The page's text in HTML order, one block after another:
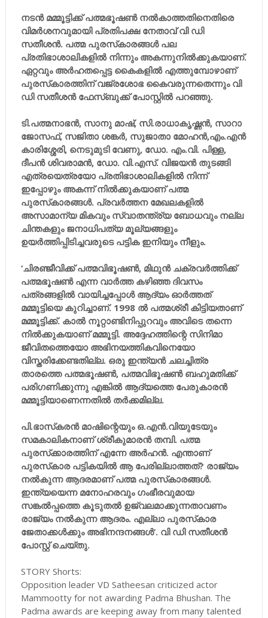
നടന്‍ മമ്മൂട്ടിക്ക് പത്മഭൂഷണ്‍ നല്‍കാത്തതിനെതിരെ
വിമര്‍ശനവുമായി പ്രതിപക്ഷ നേതാവ് വി ഡി
സതീശന്‍. പത്മ പുരസ്‌കാരങ്ങള്‍ പല
പ്രതിഭാശാലികളില്‍ നിന്നും അകന്നുനില്‍ക്കുകയാണ്.
ഏറ്റവും അര്‍ഹതപ്പെട്ട കൈകളില്‍ എത്തുമ്പോഴാണ്
പുരസ്‌കാരത്തിന് വജ്രശോഭ കൈവരുന്നതെന്നും വി
ഡി സതീശന്‍ ഫേസ്ബുക്ക് പോസ്റ്റില്‍ പറഞ്ഞു.
ടി.പത്മനാഭന്‍, സാനു മാഷ്, സി.രാധാകൃഷ്ണന്‍, സാറാ
ജോസഫ്, സജിതാ ശങ്കര്‍, സുജാതാ മോഹന്‍,എം.എന്‍
കാരിശ്ശേരി, നെടുമുടി വേണു, ഡോ. എം.വി. പിള്ള,
ദീപന്‍ ശിവരാമന്‍, ഡോ. വി.എസ്. വിജയന്‍ തുടങ്ങി
എത്രയെത്രയോ പ്രതിഭാശാലികളില്‍ നിന്ന്
ഇപ്പോഴും അകന്ന് നില്‍ക്കുകയാണ് പത്മ
പുരസ്‌കാരങ്ങള്‍. പ്രവര്‍ത്തന മേഖലകളില്‍
അസാമാന്യ മികവും സ്വാതന്ത്ര്യ ബോധവും നല്ല
ചിന്തകളും ജനാധിപത്യ മൂല്യങ്ങളും
ഉയര്‍ത്തിപ്പിടിച്ചവരുടെ പട്ടിക ഇനിയും നീളും.
‘ചിരഞ്ജീവിക്ക് പത്മവിഭൂഷണ്‍, മിഥുന്‍ ചക്രവര്‍ത്തിക്ക്
പത്മഭൂഷണ്‍ എന്ന വാര്‍ത്ത കഴിഞ്ഞ ദിവസം
പത്രങ്ങളില്‍ വായിച്ചപ്പോള്‍ ആദ്യം ഓര്‍ത്തത്
മമ്മൂട്ടിയെ കുറിച്ചാണ്. 1998 ല്‍ പത്മശ്രീ കിട്ടിയതാണ്
മമ്മൂട്ടിക്ക്. കാല്‍ നൂറ്റാണ്ടിനിപ്പുറവും അവിടെ തന്നെ
നില്‍ക്കുകയാണ് മമ്മൂട്ടി. അദ്ദേഹത്തിന്റെ സിനിമാ
ജീവിതത്തെയോ അഭിനയത്തികവിനെയോ
വിസ്തരിക്കേണ്ടതില്ല. ഒരു ഇന്ത്യന്‍ ചലച്ചിത്ര
താരത്തെ പത്മഭൂഷണ്‍, പത്മവിഭൂഷണ്‍ ബഹുമതിക്ക്
പരിഗണിക്കുന്നു എങ്കില്‍ ആദ്യത്തെ പേരുകാരന്‍
മമ്മൂട്ടിയാണെന്നതില്‍ തര്‍ക്കമില്ല.
പി.ഭാസ്‌കരന്‍ മാഷിന്റെയും ഒ.എന്‍.വിയുടേയും
സമകാലികനാണ് ശ്രീകുമാരന്‍ തമ്പി. പത്മ
പുരസ്‌ക്കാരത്തിന് എന്നേ അര്‍ഹന്‍. എന്താണ്
പുരസ്‌കാര പട്ടികയില്‍ ആ പേരില്ലാത്തത്? രാജ്യം
നല്‍കുന്ന ആദരമാണ് പത്മ പുരസ്‌കാരങ്ങള്‍.
ഇന്ത്യയെന്ന മനോഹരവും ഗംഭീരവുമായ
സങ്കല്‍പ്പത്തെ കൂടുതല്‍ ഉജ്വലമാക്കുന്നതാവണം
രാജ്യം നല്‍കുന്ന ആദരം. എല്ലാ പുരസ്‌കാര
ജേതാക്കള്‍ക്കും അഭിനന്ദനങ്ങള്‍’. വി ഡി സതീശന്‍
പോസ്റ്റ് ചെയ്തു.
STORY Shorts:
Opposition leader VD Satheesan criticized actor
Mammootty for not awarding Padma Bhushan. The
Padma awards are keeping away from many talented